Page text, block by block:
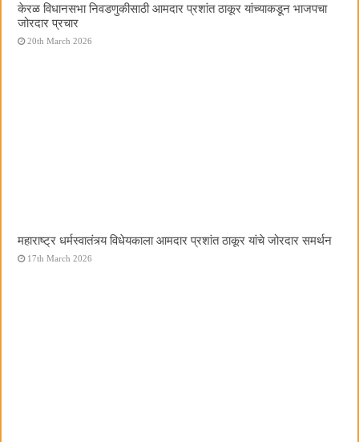
केरळ विधानसभा निवडणुकीसाठी आमदार प्रशांत ठाकूर यांच्याकडून भाजपचा
जोरदार प्रचार
20th March 2026
महाराष्ट्र धर्मस्वातंत्र्य विधेयकाला आमदार प्रशांत ठाकूर यांचे जोरदार समर्थन
17th March 2026